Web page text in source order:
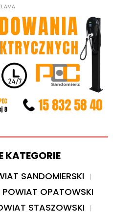
KATEGORIE
SANDOMIERSKI
POWIAT OPATOWSKI
STASZOWSKI